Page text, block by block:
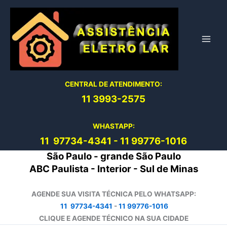
conteúdo
CENTRAL DE ATENDIMENTO:
11 3993-2575
WHASTAPP:
11 97734-4341 - 11 99776-1016
São Paulo - grande São Paulo
ABC Paulista - Interior - Sul de Minas
AGENDE SUA VISITA TÉCNICA PELO WHATSAPP:
11 97734-4341 -11 99776-1016
CLIQUE E AGENDE TÉCNICO NA SUA CIDADE